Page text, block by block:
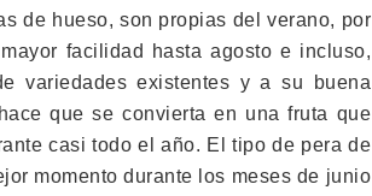
de hueso, son propias del verano, por
facilidad hasta agosto e incluso,
variedades existentes y a su buena
que se convierta en una fruta que
casi todo el año. El tipo de pera de
momento durante los meses de junio